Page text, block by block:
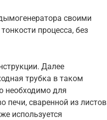
своими
процесса, без
Далее
трубка в таком
необходимо для
печи, сваренной из листов
используется